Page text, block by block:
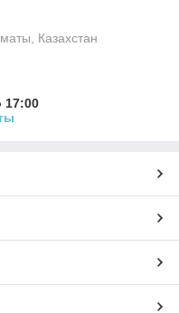
Казахстан
17:00